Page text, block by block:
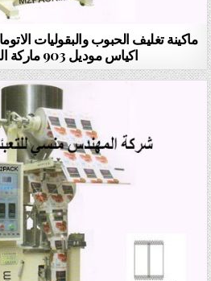
ماكينة تغليف الحبوب والبقوليات
اكياس موديل 903 ماركة المهندس منسى